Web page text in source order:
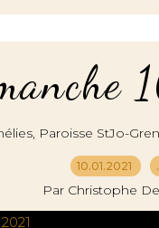
, Paroisse StJo-
10.01.2021
Par Christophe